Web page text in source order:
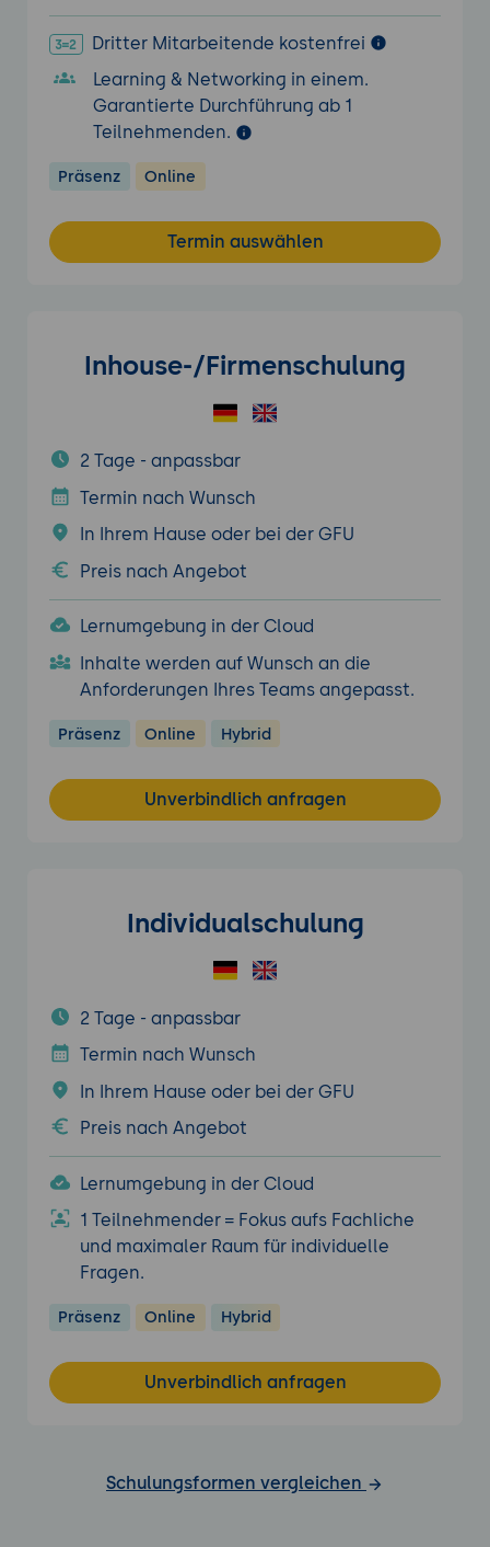
Dritter Mitarbeitende kostenfrei
Learning & Networking in einem.
Garantierte Durchführung ab 1
Teilnehmenden.
Präsenz Online
Termin auswählen
Inhouse-/Firmenschulung
2 Tage - anpassbar
Termin nach Wunsch
In Ihrem Hause oder bei der GFU
Preis nach Angebot
Lernumgebung in der Cloud
Inhalte werden auf Wunsch an die
Anforderungen Ihres Teams angepasst.
Präsenz Online Hybrid
Unverbindlich anfragen
Individualschulung
2 Tage - anpassbar
Termin nach Wunsch
In Ihrem Hause oder bei der GFU
Preis nach Angebot
Lernumgebung in der Cloud
1 Teilnehmender = Fokus aufs Fachliche
und maximaler Raum für individuelle
Fragen.
Präsenz Online Hybrid
Unverbindlich anfragen
Schulungsformen vergleichen